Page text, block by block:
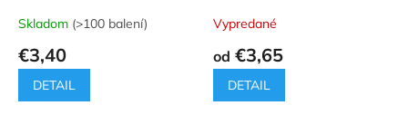
Skladom (>100 balení)
€3,40
DETAIL
Vypredané
od €3,65
DETAIL